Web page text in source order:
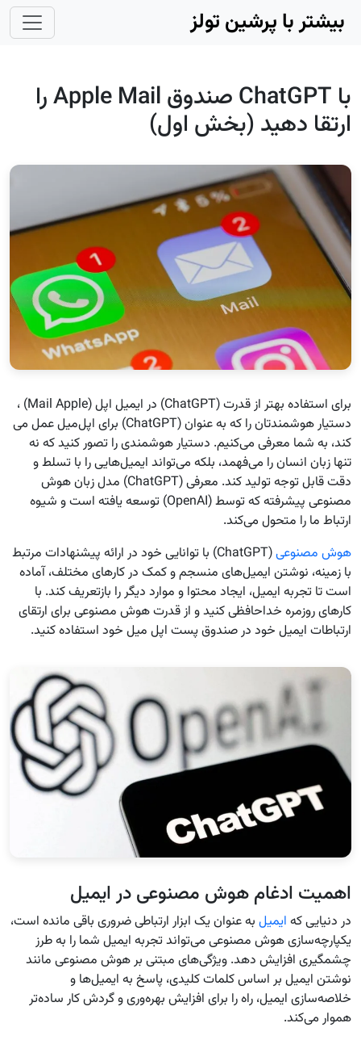
Skip to main content
بیشتر با پرشین تولز
با ChatGPT صندوق Apple Mail را
ارتقا دهید (بخش اول)
برای استفاده بهتر از قدرت (ChatGPT) در ایمیل اپل (Mail Apple) ،
دستیار هوشمندتان را که به عنوان (ChatGPT) برای اپل‌میل عمل می
کند، به شما معرفی می‌کنیم. دستیار هوشمندی را تصور کنید که نه
تنها زبان انسان را می‌فهمد، بلکه می‌تواند ایمیل‌هایی را با تسلط و
دقت قابل توجه تولید کند. معرفی (ChatGPT) مدل زبان هوش
مصنوعی پیشرفته که توسط (OpenAI) توسعه یافته است و شیوه
ارتباط ما را متحول می‌کند.
هوش مصنوعی
(ChatGPT) با توانایی خود در ارائه پیشنهادات مرتبط
با زمینه، نوشتن ایمیل‌های منسجم و کمک در کارهای مختلف، آماده
است تا تجربه ایمیل، ایجاد محتوا و موارد دیگر را بازتعریف کند. با
کارهای روزمره خداحافظی کنید و از قدرت هوش مصنوعی برای ارتقای
ارتباطات ایمیل خود در صندوق پست اپل میل خود استفاده کنید.
اهمیت ادغام هوش مصنوعی در ایمیل
در دنیایی که ایمیل به عنوان یک ابزار ارتباطی ضروری باقی مانده است،
یکپارچه‌سازی هوش مصنوعی می‌تواند تجربه ایمیل شما را به طرز
چشمگیری افزایش دهد. ویژگی‌های مبتنی بر هوش مصنوعی مانند
نوشتن ایمیل بر اساس کلمات کلیدی، پاسخ به ایمیل‌ها و
خلاصه‌سازی ایمیل، راه را برای افزایش بهره‌وری و گردش کار ساده‌تر
هموار می‌کند.